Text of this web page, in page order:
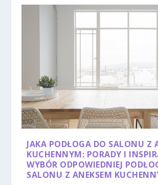
JAKA PODŁOGA DO SALONU Z
KUCHENNYM: PORADY I
WYBÓR ODPOWIEDNIEJ
SALONU Z ANEKSEM